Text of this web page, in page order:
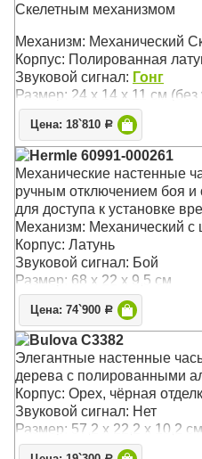
Скелетным механизмом
Механизм: Механический
Корпус: Полированная
Звуковой сигнал: Гонг
Размер: 24 х 14 х 11 см (без
Цена: 18`810 Р
Hermle 60991-000261
Механические настенные
ручным отключением боя
для доступа к установке
Механизм: Механический
Корпус: Латунь
Звуковой сигнал: Бой
Размер: 68 х 22 х 9,5 см
Цена: 74`900 Р
Bulova C3382
Элегантные настенные
дерева с полированными
Корпус: Орех, чёрная
Звуковой сигнал: Нет
Размер: 57,2 x 22,2 x 10,2 см